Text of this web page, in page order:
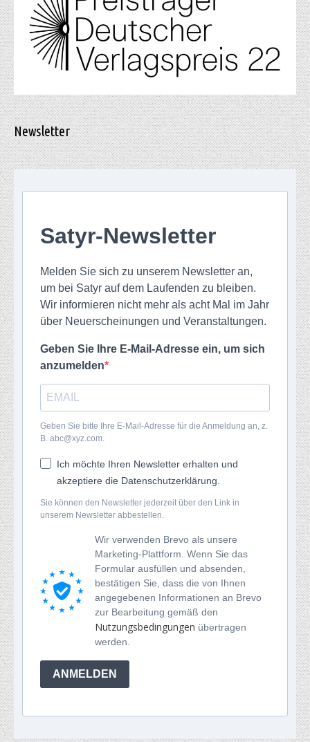
Newsletter
Satyr-Newsletter
Melden Sie sich zu unserem Newsletter an,
um bei Satyr auf dem Laufenden zu bleiben.
Wir informieren nicht mehr als acht Mal im Jahr
über Neuerscheinungen und Veranstaltungen.
Geben Sie Ihre E-Mail-Adresse ein, um sich
anzumelden
Geben Sie bitte Ihre E-Mail-Adresse für die Anmeldung an, z.
B. abc@xyz.com.
Ich möchte Ihren Newsletter erhalten und
akzeptiere die Datenschutzerklärung.
Sie können den Newsletter jederzeit über den Link in
unserem Newsletter abbestellen.
Wir verwenden Brevo als unsere
Marketing-Plattform. Wenn Sie das
Formular ausfüllen und absenden,
bestätigen Sie, dass die von Ihnen
angegebenen Informationen an Brevo
zur Bearbeitung gemäß den
Nutzungsbedingungen übertragen
werden.
ANMELDEN